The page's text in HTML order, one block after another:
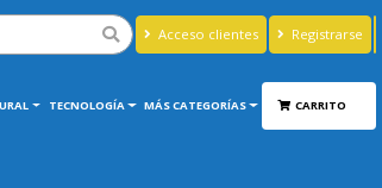
Acceso clientes Registrarse
TECNOLOGÍA MÁS CATEGORÍAS CARRITO